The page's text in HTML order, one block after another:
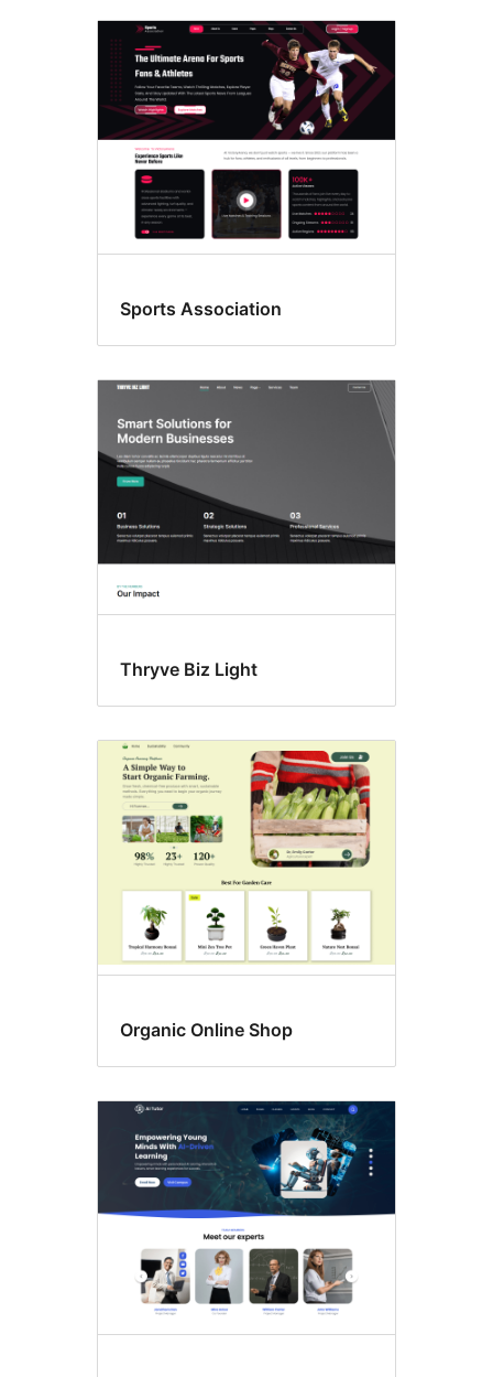
Sports Association
Thryve Biz Light
Organic Online Shop